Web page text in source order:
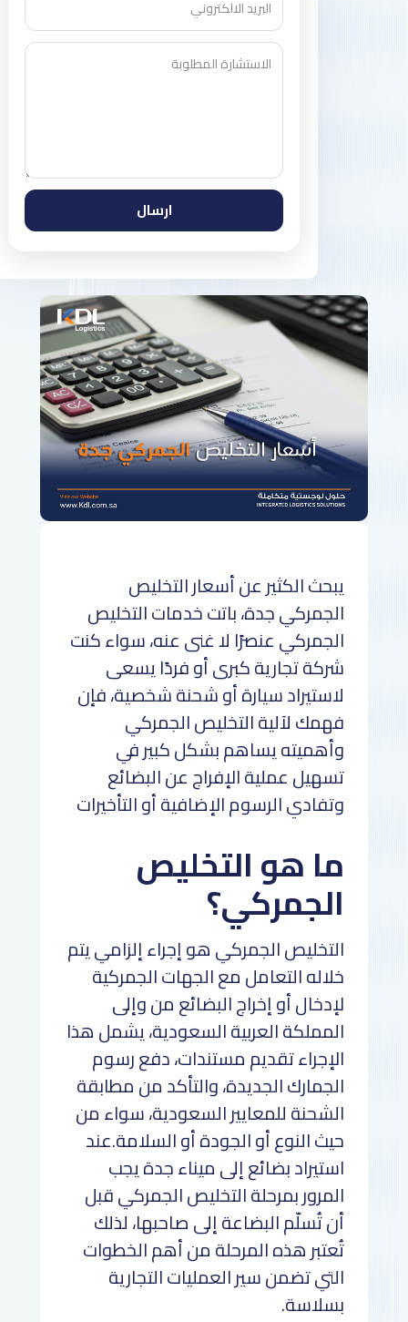
ارسال
يبحث الكثير عن أسعار التخليص
الجمركي جدة، باتت خدمات التخليص
الجمركي عنصرًا لا غنى عنه، سواء كنت
شركة تجارية كبرى أو فردًا يسعى
لاستيراد سيارة أو شحنة شخصية، فإن
فهمك لآلية التخليص الجمركي
وأهميته يساهم بشكل كبير في
تسهيل عملية الإفراج عن البضائع
وتفادي الرسوم الإضافية أو التأخيرات
ما هو التخليص
الجمركي؟
التخليص الجمركي هو إجراء إلزامي يتم
خلاله التعامل مع الجهات الجمركية
لإدخال أو إخراج البضائع من وإلى
المملكة العربية السعودية، يشمل هذا
الإجراء تقديم مستندات، دفع رسوم
الجمارك الجديدة، والتأكد من مطابقة
الشحنة للمعايير السعودية، سواء من
حيث النوع أو الجودة أو السلامة.عند
استيراد بضائع إلى ميناء جدة يجب
المرور بمرحلة التخليص الجمركي قبل
أن تُسلّم البضاعة إلى صاحبها، لذلك
تُعتبر هذه المرحلة من أهم الخطوات
التي تضمن سير العمليات التجارية
بسلاسة.